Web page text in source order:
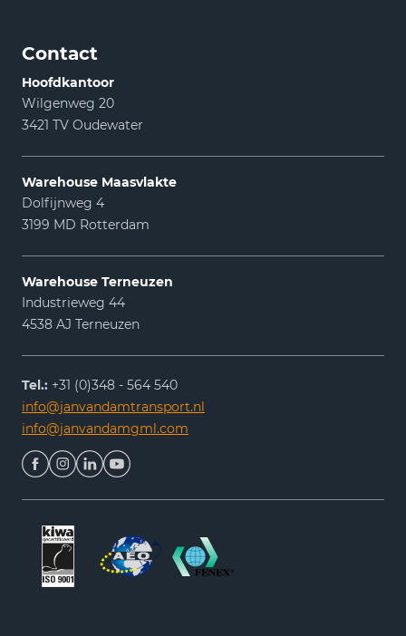
Contact
Hoofdkantoor
Wilgenweg 20
3421 TV Oudewater
Warehouse Maasvlakte
Dolfijnweg 4
3199 MD Rotterdam
Warehouse Terneuzen
Industrieweg 44
4538 AJ Terneuzen
Tel.: +31 (0)348 - 564 540
info@janvandamtransport.nl
info@janvandamgml.com